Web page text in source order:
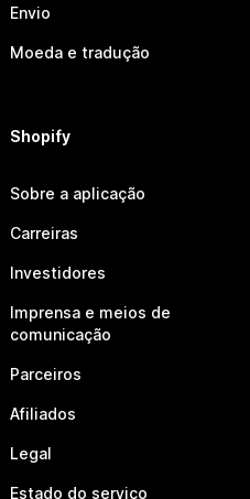
Envio
Moeda e tradução
Shopify
Sobre a aplicação
Carreiras
Investidores
Imprensa e meios de
comunicação
Parceiros
Afiliados
Legal
Estado do serviço